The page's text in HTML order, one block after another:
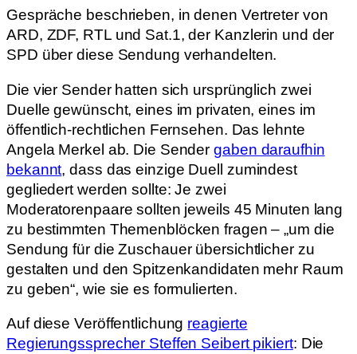
Gespräche beschrieben, in denen Vertreter von
ARD, ZDF, RTL und Sat.1, der Kanzlerin und der
SPD über diese Sendung verhandelten.
Die vier Sender hatten sich ursprünglich zwei
Duelle gewünscht, eines im privaten, eines im
öffentlich-rechtlichen Fernsehen. Das lehnte
Angela Merkel ab. Die Sendergaben daraufhin
bekannt, dass das einzige Duell zumindest
gegliedert werden sollte: Je zwei
Moderatorenpaare sollten jeweils 45 Minuten lang
zu bestimmten Themenblöcken fragen – „um die
Sendung für die Zuschauer übersichtlicher zu
gestalten und den Spitzenkandidaten mehr Raum
zu geben“, wie sie es formulierten.
Auf diese Veröffentlichung reagierte
Regierungssprecher Steffen Seibert pikiert: Die